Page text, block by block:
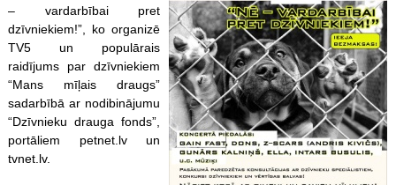
– vardarbībai pret
dzīvniekiem!”, ko organizē
TV5 un populārais
raidījums par dzīvniekiem
“Mans mīļais draugs”
sadarbībā ar nodibinājumu
“Dzīvnieku drauga fonds”,
portāliem petnet.lv un
tvnet.lv.